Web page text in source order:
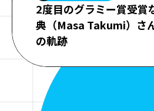
2度目のグラミー賞受賞
典（Masa Takumi）さ
の軌跡